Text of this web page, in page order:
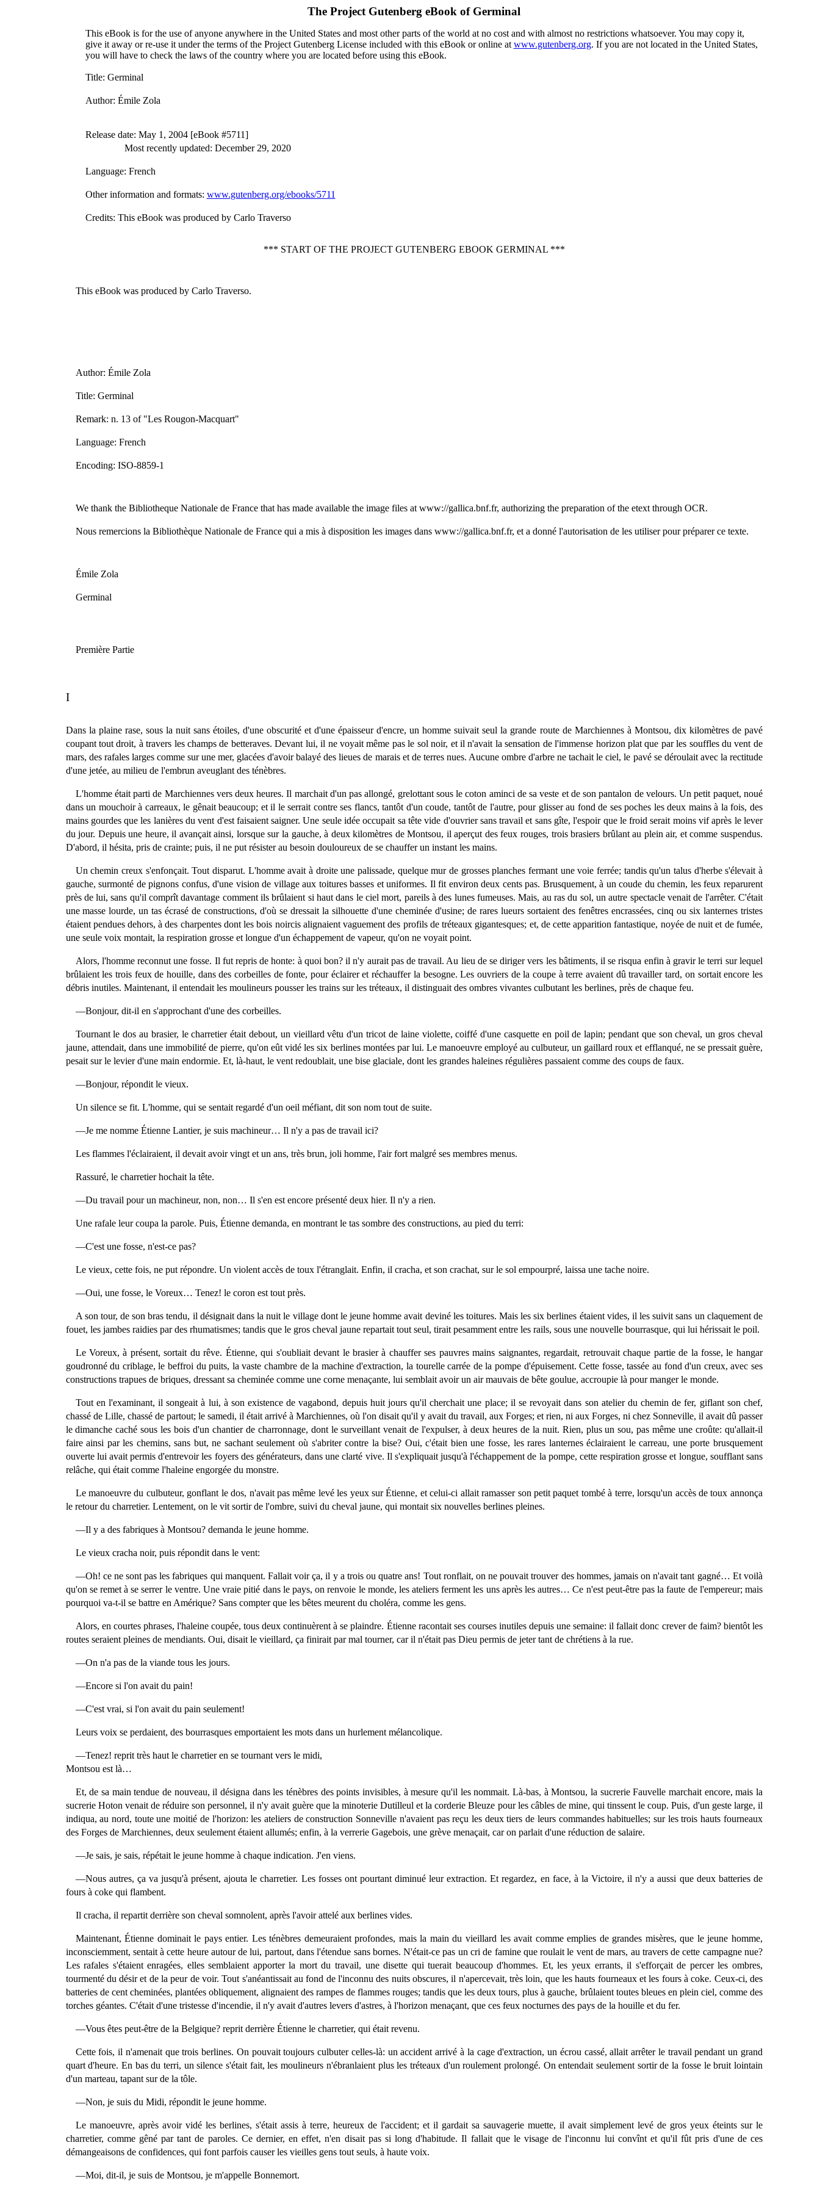
The Project Gutenberg eBook of Germinal
This eBook is for the use of anyone anywhere in the United States and most other parts of the world at no cost and with almost no restrictions whatsoever. You may copy it,
give it away or re-use it under the terms of the Project Gutenberg License included with this eBook or online at www.gutenberg.org. If you are not located in the United States,
you will have to check the laws of the country where you are located before using this eBook.
Title: Germinal
Author: Émile Zola
Release date: May 1, 2004 [eBook #5711]
Most recently updated: December 29, 2020
Language: French
Other information and formats: www.gutenberg.org/ebooks/5711
Credits: This eBook was produced by Carlo Traverso
*** START OF THE PROJECT GUTENBERG EBOOK GERMINAL ***
This eBook was produced by Carlo Traverso.
Author: Émile Zola
Title: Germinal
Remark: n. 13 of "Les Rougon-Macquart"
Language: French
Encoding: ISO-8859-1
We thank the Bibliotheque Nationale de France that has made available the image files at www://gallica.bnf.fr, authorizing the preparation of the etext through OCR.
Nous remercions la Bibliothèque Nationale de France qui a mis à disposition les images dans www://gallica.bnf.fr, et a donné l'autorisation de les utiliser pour préparer ce texte.
Émile Zola
Germinal
Première Partie
I
Dans la plaine rase, sous la nuit sans étoiles, d'une obscurité et d'une épaisseur d'encre, un homme suivait seul la grande route de Marchiennes à Montsou, dix kilomètres de pavé
coupant tout droit, à travers les champs de betteraves. Devant lui, il ne voyait même pas le sol noir, et il n'avait la sensation de l'immense horizon plat que par les souffles du vent de
mars, des rafales larges comme sur une mer, glacées d'avoir balayé des lieues de marais et de terres nues. Aucune ombre d'arbre ne tachait le ciel, le pavé se déroulait avec la rectitude
d'une jetée, au milieu de l'embrun aveuglant des ténèbres.
L'homme était parti de Marchiennes vers deux heures. Il marchait d'un pas allongé, grelottant sous le coton aminci de sa veste et de son pantalon de velours. Un petit paquet, noué
dans un mouchoir à carreaux, le gênait beaucoup; et il le serrait contre ses flancs, tantôt d'un coude, tantôt de l'autre, pour glisser au fond de ses poches les deux mains à la fois, des
mains gourdes que les lanières du vent d'est faisaient saigner. Une seule idée occupait sa tête vide d'ouvrier sans travail et sans gîte, l'espoir que le froid serait moins vif après le lever
du jour. Depuis une heure, il avançait ainsi, lorsque sur la gauche, à deux kilomètres de Montsou, il aperçut des feux rouges, trois brasiers brûlant au plein air, et comme suspendus.
D'abord, il hésita, pris de crainte; puis, il ne put résister au besoin douloureux de se chauffer un instant les mains.
Un chemin creux s'enfonçait. Tout disparut. L'homme avait à droite une palissade, quelque mur de grosses planches fermant une voie ferrée; tandis qu'un talus d'herbe s'élevait à
gauche, surmonté de pignons confus, d'une vision de village aux toitures basses et uniformes. Il fit environ deux cents pas. Brusquement, à un coude du chemin, les feux reparurent
près de lui, sans qu'il comprît davantage comment ils brûlaient si haut dans le ciel mort, pareils à des lunes fumeuses. Mais, au ras du sol, un autre spectacle venait de l'arrêter. C'était
une masse lourde, un tas écrasé de constructions, d'où se dressait la silhouette d'une cheminée d'usine; de rares lueurs sortaient des fenêtres encrassées, cinq ou six lanternes tristes
étaient pendues dehors, à des charpentes dont les bois noircis alignaient vaguement des profils de tréteaux gigantesques; et, de cette apparition fantastique, noyée de nuit et de fumée,
une seule voix montait, la respiration grosse et longue d'un échappement de vapeur, qu'on ne voyait point.
Alors, l'homme reconnut une fosse. Il fut repris de honte: à quoi bon? il n'y aurait pas de travail. Au lieu de se diriger vers les bâtiments, il se risqua enfin à gravir le terri sur lequel
brûlaient les trois feux de houille, dans des corbeilles de fonte, pour éclairer et réchauffer la besogne. Les ouvriers de la coupe à terre avaient dû travailler tard, on sortait encore les
débris inutiles. Maintenant, il entendait les moulineurs pousser les trains sur les tréteaux, il distinguait des ombres vivantes culbutant les berlines, près de chaque feu.
—Bonjour, dit-il en s'approchant d'une des corbeilles.
Tournant le dos au brasier, le charretier était debout, un vieillard vêtu d'un tricot de laine violette, coiffé d'une casquette en poil de lapin; pendant que son cheval, un gros cheval
jaune, attendait, dans une immobilité de pierre, qu'on eût vidé les six berlines montées par lui. Le manoeuvre employé au culbuteur, un gaillard roux et efflanqué, ne se pressait guère,
pesait sur le levier d'une main endormie. Et, là-haut, le vent redoublait, une bise glaciale, dont les grandes haleines régulières passaient comme des coups de faux.
—Bonjour, répondit le vieux.
Un silence se fit. L'homme, qui se sentait regardé d'un oeil méfiant, dit son nom tout de suite.
—Je me nomme Étienne Lantier, je suis machineur… Il n'y a pas de travail ici?
Les flammes l'éclairaient, il devait avoir vingt et un ans, très brun, joli homme, l'air fort malgré ses membres menus.
Rassuré, le charretier hochait la tête.
—Du travail pour un machineur, non, non… Il s'en est encore présenté deux hier. Il n'y a rien.
Une rafale leur coupa la parole. Puis, Étienne demanda, en montrant le tas sombre des constructions, au pied du terri:
—C'est une fosse, n'est-ce pas?
Le vieux, cette fois, ne put répondre. Un violent accès de toux l'étranglait. Enfin, il cracha, et son crachat, sur le sol empourpré, laissa une tache noire.
—Oui, une fosse, le Voreux… Tenez! le coron est tout près.
A son tour, de son bras tendu, il désignait dans la nuit le village dont le jeune homme avait deviné les toitures. Mais les six berlines étaient vides, il les suivit sans un claquement de
fouet, les jambes raidies par des rhumatismes; tandis que le gros cheval jaune repartait tout seul, tirait pesamment entre les rails, sous une nouvelle bourrasque, qui lui hérissait le poil.
Le Voreux, à présent, sortait du rêve. Étienne, qui s'oubliait devant le brasier à chauffer ses pauvres mains saignantes, regardait, retrouvait chaque partie de la fosse, le hangar
goudronné du criblage, le beffroi du puits, la vaste chambre de la machine d'extraction, la tourelle carrée de la pompe d'épuisement. Cette fosse, tassée au fond d'un creux, avec ses
constructions trapues de briques, dressant sa cheminée comme une corne menaçante, lui semblait avoir un air mauvais de bête goulue, accroupie là pour manger le monde.
Tout en l'examinant, il songeait à lui, à son existence de vagabond, depuis huit jours qu'il cherchait une place; il se revoyait dans son atelier du chemin de fer, giflant son chef,
chassé de Lille, chassé de partout; le samedi, il était arrivé à Marchiennes, où l'on disait qu'il y avait du travail, aux Forges; et rien, ni aux Forges, ni chez Sonneville, il avait dû passer
le dimanche caché sous les bois d'un chantier de charronnage, dont le surveillant venait de l'expulser, à deux heures de la nuit. Rien, plus un sou, pas même une croûte: qu'allait-il
faire ainsi par les chemins, sans but, ne sachant seulement où s'abriter contre la bise? Oui, c'était bien une fosse, les rares lanternes éclairaient le carreau, une porte brusquement
ouverte lui avait permis d'entrevoir les foyers des générateurs, dans une clarté vive. Il s'expliquait jusqu'à l'échappement de la pompe, cette respiration grosse et longue, soufflant sans
relâche, qui était comme l'haleine engorgée du monstre.
Le manoeuvre du culbuteur, gonflant le dos, n'avait pas même levé les yeux sur Étienne, et celui-ci allait ramasser son petit paquet tombé à terre, lorsqu'un accès de toux annonça
le retour du charretier. Lentement, on le vit sortir de l'ombre, suivi du cheval jaune, qui montait six nouvelles berlines pleines.
—Il y a des fabriques à Montsou? demanda le jeune homme.
Le vieux cracha noir, puis répondit dans le vent:
—Oh! ce ne sont pas les fabriques qui manquent. Fallait voir ça, il y a trois ou quatre ans! Tout ronflait, on ne pouvait trouver des hommes, jamais on n'avait tant gagné… Et voilà
qu'on se remet à se serrer le ventre. Une vraie pitié dans le pays, on renvoie le monde, les ateliers ferment les uns après les autres… Ce n'est peut-être pas la faute de l'empereur; mais
pourquoi va-t-il se battre en Amérique? Sans compter que les bêtes meurent du choléra, comme les gens.
Alors, en courtes phrases, l'haleine coupée, tous deux continuèrent à se plaindre. Étienne racontait ses courses inutiles depuis une semaine: il fallait donc crever de faim? bientôt les
routes seraient pleines de mendiants. Oui, disait le vieillard, ça finirait par mal tourner, car il n'était pas Dieu permis de jeter tant de chrétiens à la rue.
—On n'a pas de la viande tous les jours.
—Encore si l'on avait du pain!
—C'est vrai, si l'on avait du pain seulement!
Leurs voix se perdaient, des bourrasques emportaient les mots dans un hurlement mélancolique.
—Tenez! reprit très haut le charretier en se tournant vers le midi,
Montsou est là…
Et, de sa main tendue de nouveau, il désigna dans les ténèbres des points invisibles, à mesure qu'il les nommait. Là-bas, à Montsou, la sucrerie Fauvelle marchait encore, mais la
sucrerie Hoton venait de réduire son personnel, il n'y avait guère que la minoterie Dutilleul et la corderie Bleuze pour les câbles de mine, qui tinssent le coup. Puis, d'un geste large, il
indiqua, au nord, toute une moitié de l'horizon: les ateliers de construction Sonneville n'avaient pas reçu les deux tiers de leurs commandes habituelles; sur les trois hauts fourneaux
des Forges de Marchiennes, deux seulement étaient allumés; enfin, à la verrerie Gagebois, une grève menaçait, car on parlait d'une réduction de salaire.
—Je sais, je sais, répétait le jeune homme à chaque indication. J'en viens.
—Nous autres, ça va jusqu'à présent, ajouta le charretier. Les fosses ont pourtant diminué leur extraction. Et regardez, en face, à la Victoire, il n'y a aussi que deux batteries de
fours à coke qui flambent.
Il cracha, il repartit derrière son cheval somnolent, après l'avoir attelé aux berlines vides.
Maintenant, Étienne dominait le pays entier. Les ténèbres demeuraient profondes, mais la main du vieillard les avait comme emplies de grandes misères, que le jeune homme,
inconsciemment, sentait à cette heure autour de lui, partout, dans l'étendue sans bornes. N'était-ce pas un cri de famine que roulait le vent de mars, au travers de cette campagne nue?
Les rafales s'étaient enragées, elles semblaient apporter la mort du travail, une disette qui tuerait beaucoup d'hommes. Et, les yeux errants, il s'efforçait de percer les ombres,
tourmenté du désir et de la peur de voir. Tout s'anéantissait au fond de l'inconnu des nuits obscures, il n'apercevait, très loin, que les hauts fourneaux et les fours à coke. Ceux-ci, des
batteries de cent cheminées, plantées obliquement, alignaient des rampes de flammes rouges; tandis que les deux tours, plus à gauche, brûlaient toutes bleues en plein ciel, comme des
torches géantes. C'était d'une tristesse d'incendie, il n'y avait d'autres levers d'astres, à l'horizon menaçant, que ces feux nocturnes des pays de la houille et du fer.
—Vous êtes peut-être de la Belgique? reprit derrière Étienne le charretier, qui était revenu.
Cette fois, il n'amenait que trois berlines. On pouvait toujours culbuter celles-là: un accident arrivé à la cage d'extraction, un écrou cassé, allait arrêter le travail pendant un grand
quart d'heure. En bas du terri, un silence s'était fait, les moulineurs n'ébranlaient plus les tréteaux d'un roulement prolongé. On entendait seulement sortir de la fosse le bruit lointain
d'un marteau, tapant sur de la tôle.
—Non, je suis du Midi, répondit le jeune homme.
Le manoeuvre, après avoir vidé les berlines, s'était assis à terre, heureux de l'accident; et il gardait sa sauvagerie muette, il avait simplement levé de gros yeux éteints sur le
charretier, comme gêné par tant de paroles. Ce dernier, en effet, n'en disait pas si long d'habitude. Il fallait que le visage de l'inconnu lui convînt et qu'il fût pris d'une de ces
démangeaisons de confidences, qui font parfois causer les vieilles gens tout seuls, à haute voix.
—Moi, dit-il, je suis de Montsou, je m'appelle Bonnemort.